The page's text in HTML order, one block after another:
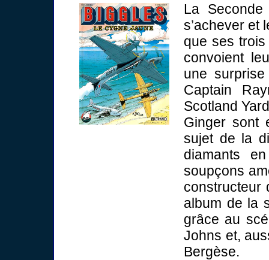
La
s’achever et
que ses
convoient
une
Captain
Scotland
Ginger sont
sujet de la
diamants
soupçons
constructeur
album de la
grâce au
Johns et,
Bergèse.